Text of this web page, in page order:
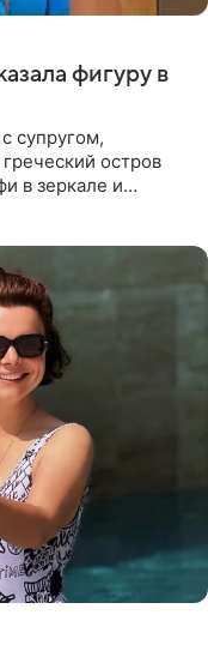
фигуру в
супругом,
остров
в зеркале и